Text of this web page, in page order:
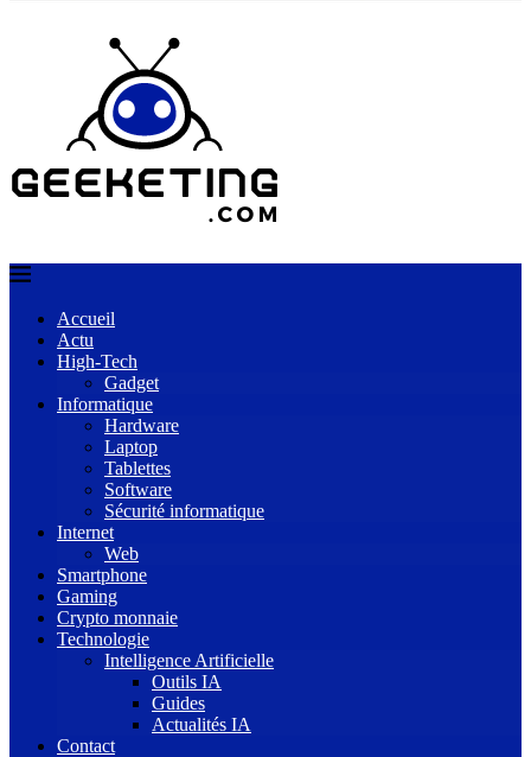
Accueil
Actu
High-Tech
Gadget
Informatique
Hardware
Laptop
Tablettes
Software
Sécurité informatique
Internet
Web
Smartphone
Gaming
Crypto monnaie
Technologie
Intelligence Artificielle
Outils IA
Guides
Actualités IA
Contact